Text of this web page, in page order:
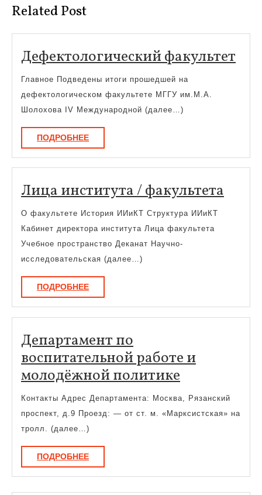
Related Post
Дефектологический факультет
Главное Подведены итоги прошедшей на
дефектологическом факультете МГГУ им.М.А.
Шолохова IV Международной (далее…)
ПОДРОБНЕЕПОДРОБНЕЕ
Лица института / факультетаЛица
О факультете История ИИиКТ Структура ИИиКТ
Кабинет директора института Лица факультета
Учебное пространство Деканат Научно-
исследовательская (далее…)
ПОДРОБНЕЕПОДРОБНЕЕ
Департамент по
воспитательной работе и
молодёжной политике
по
политике
Контакты Адрес Департамента: Москва, Рязанский
проспект, д.9 Проезд: — от ст. м. «Марксистская» на
тролл. (далее…)
ПОДРОБНЕЕПОДРОБНЕЕ